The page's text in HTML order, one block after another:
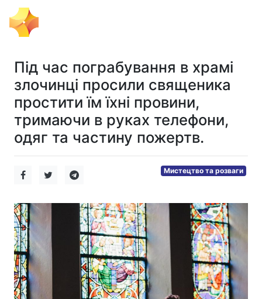
Під час пограбування в храмі
злочинці просили священика
простити їм їхні провини,
тримаючи в руках телефони,
одяг та частину пожертв.
Мистецтво та розваги